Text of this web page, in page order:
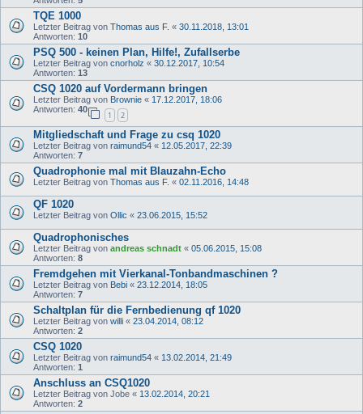
TQE 1000
Letzter Beitrag von Thomas aus F. « 30.11.2018, 13:01
Antworten: 10
PSQ 500 - keinen Plan, Hilfe!, Zufallserbe
Letzter Beitrag von cnorholz « 30.12.2017, 10:54
Antworten: 13
CSQ 1020 auf Vordermann bringen
Letzter Beitrag von Brownie « 17.12.2017, 18:06
Antworten: 40
1 2
Mitgliedschaft und Frage zu csq 1020
Letzter Beitrag von raimund54 « 12.05.2017, 22:39
Antworten: 7
Quadrophonie mal mit Blauzahn-Echo
Letzter Beitrag von Thomas aus F. « 02.11.2016, 14:48
QF 1020
Letzter Beitrag von Ollic « 23.06.2015, 15:52
Quadrophonisches
Letzter Beitrag von andreas schnadt « 05.06.2015, 15:08
Antworten: 8
Fremdgehen mit Vierkanal-Tonbandmaschinen ?
Letzter Beitrag von Bebi « 23.12.2014, 18:05
Antworten: 7
Schaltplan für die Fernbedienung qf 1020
Letzter Beitrag von willi « 23.04.2014, 08:12
Antworten: 2
CSQ 1020
Letzter Beitrag von raimund54 « 13.02.2014, 21:49
Antworten: 1
Anschluss an CSQ1020
Letzter Beitrag von Jobe « 13.02.2014, 20:21
Antworten: 2